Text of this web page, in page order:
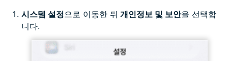
시스템 설정으로 이동한 뒤 개인정보 및 보안을 선택합
니다.